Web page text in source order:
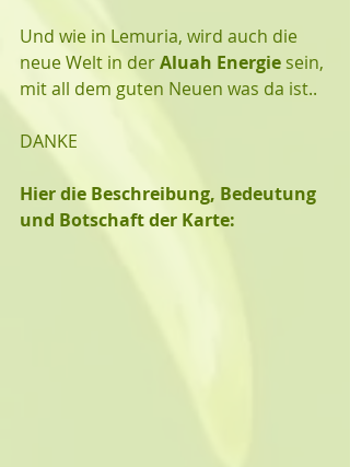
Und wie in Lemuria, wird auch die
neue Welt in der Aluah Energie sein,
mit all dem guten Neuen was da ist..
DANKE
Hier die Beschreibung, Bedeutung
und Botschaft der Karte: